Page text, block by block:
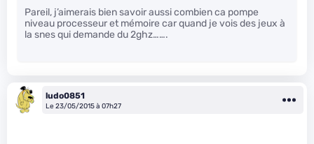
Pareil, j’aimerais bien savoir aussi combien ca pompe
niveau processeur et mémoire car quand je vois des jeux à
la snes qui demande du 2ghz…….
ludo0851
Le 23/05/2015 à 07h27